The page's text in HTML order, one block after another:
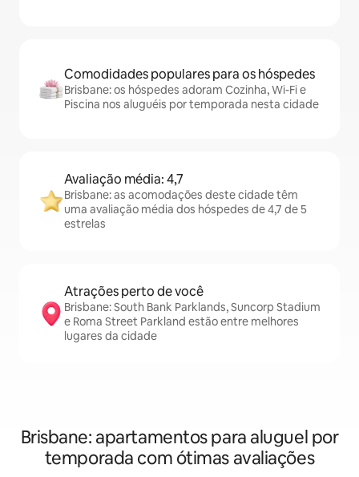
Comodidades populares para os hóspedes
Brisbane: os hóspedes adoram Cozinha, Wi-Fi e
Piscina nos aluguéis por temporada nesta cidade
Avaliação média: 4,7
Brisbane: as acomodações deste cidade têm
uma avaliação média dos hóspedes de 4,7 de 5
estrelas
Atrações perto de você
Brisbane: South Bank Parklands, Suncorp Stadium
e Roma Street Parkland estão entre melhores
lugares da cidade
Brisbane: apartamentos para aluguel por
temporada com ótimas avaliações